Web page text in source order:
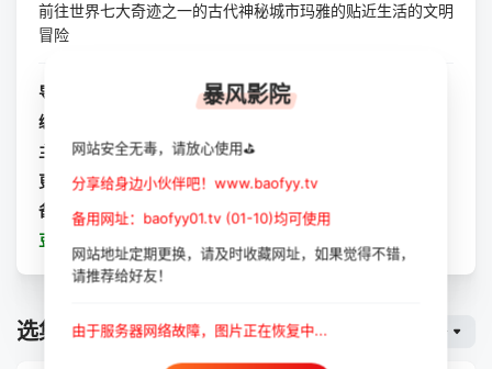
前往世界七大奇迹之一的古代神秘城市玛雅的贴近生活的文明
冒险
导演：
编剧：
主演： 李柱延 / 车胜元 / 金成畇
更新： 2023-10-11
备注： 全9集
豆瓣：
选集播放 暴风云
暴风影院
网站安全无毒，请放心使用⛳
分享给身边小伙伴吧！www.baofyy.tv
备用网址：baofyy01.tv (01-10)均可使用
网站地址定期更换，请及时收藏网址，如果觉得不错，
请推荐给好友！
由于服务器网络故障，图片正在恢复中...